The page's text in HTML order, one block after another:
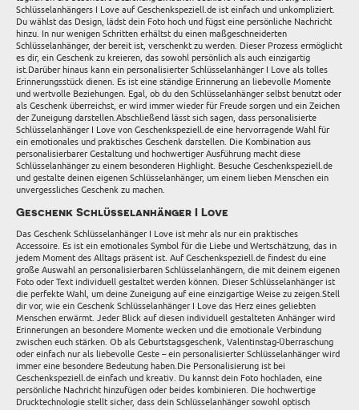
Schlüsselanhängers I Love auf Geschenkspeziell.de ist einfach und unkompliziert.
Du wählst das Design, lädst dein Foto hoch und fügst eine persönliche Nachricht
hinzu. In nur wenigen Schritten erhältst du einen maßgeschneiderten
Schlüsselanhänger, der bereit ist, verschenkt zu werden. Dieser Prozess ermöglicht
es dir, ein Geschenk zu kreieren, das sowohl persönlich als auch einzigartig
ist.Darüber hinaus kann ein personalisierter Schlüsselanhänger I Love als tolles
Erinnerungsstück dienen. Es ist eine ständige Erinnerung an liebevolle Momente
und wertvolle Beziehungen. Egal, ob du den Schlüsselanhänger selbst benutzt oder
als Geschenk überreichst, er wird immer wieder für Freude sorgen und ein Zeichen
der Zuneigung darstellen.Abschließend lässt sich sagen, dass personalisierte
Schlüsselanhänger I Love von Geschenkspeziell.de eine hervorragende Wahl für
ein emotionales und praktisches Geschenk darstellen. Die Kombination aus
personalisierbarer Gestaltung und hochwertiger Ausführung macht diese
Schlüsselanhänger zu einem besonderen Highlight. Besuche Geschenkspeziell.de
und gestalte deinen eigenen Schlüsselanhänger, um einem lieben Menschen ein
unvergessliches Geschenk zu machen.
Geschenk Schlüsselanhänger I Love
Das Geschenk Schlüsselanhänger I Love ist mehr als nur ein praktisches
Accessoire. Es ist ein emotionales Symbol für die Liebe und Wertschätzung, das in
jedem Moment des Alltags präsent ist. Auf Geschenkspeziell.de findest du eine
große Auswahl an personalisierbaren Schlüsselanhängern, die mit deinem eigenen
Foto oder Text individuell gestaltet werden können. Dieser Schlüsselanhänger ist
die perfekte Wahl, um deine Zuneigung auf eine einzigartige Weise zu zeigen.Stell
dir vor, wie ein Geschenk Schlüsselanhänger I Love das Herz eines geliebten
Menschen erwärmt. Jeder Blick auf diesen individuell gestalteten Anhänger wird
Erinnerungen an besondere Momente wecken und die emotionale Verbindung
zwischen euch stärken. Ob als Geburtstagsgeschenk, Valentinstag-Überraschung
oder einfach nur als liebevolle Geste – ein personalisierter Schlüsselanhänger wird
immer eine besondere Bedeutung haben.Die Personalisierung ist bei
Geschenkspeziell.de einfach und kreativ. Du kannst dein Foto hochladen, eine
persönliche Nachricht hinzufügen oder beides kombinieren. Die hochwertige
Drucktechnologie stellt sicher, dass dein Schlüsselanhänger sowohl optisch